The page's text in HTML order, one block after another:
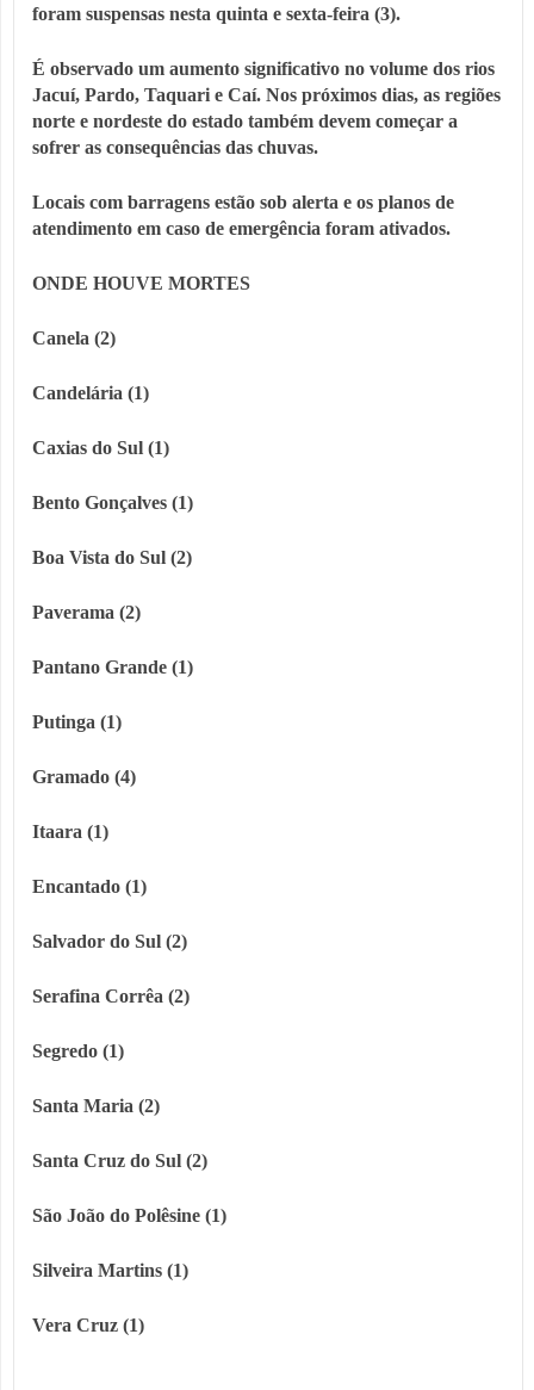
foram suspensas nesta quinta e sexta-feira (3).
É observado um aumento significativo no volume dos rios
Jacuí, Pardo, Taquari e Caí. Nos próximos dias, as regiões
norte e nordeste do estado também devem começar a
sofrer as consequências das chuvas.
Locais com barragens estão sob alerta e os planos de
atendimento em caso de emergência foram ativados.
ONDE HOUVE MORTES
Canela (2)
Candelária (1)
Caxias do Sul (1)
Bento Gonçalves (1)
Boa Vista do Sul (2)
Paverama (2)
Pantano Grande (1)
Putinga (1)
Gramado (4)
Itaara (1)
Encantado (1)
Salvador do Sul (2)
Serafina Corrêa (2)
Segredo (1)
Santa Maria (2)
Santa Cruz do Sul (2)
São João do Polêsine (1)
Silveira Martins (1)
Vera Cruz (1)